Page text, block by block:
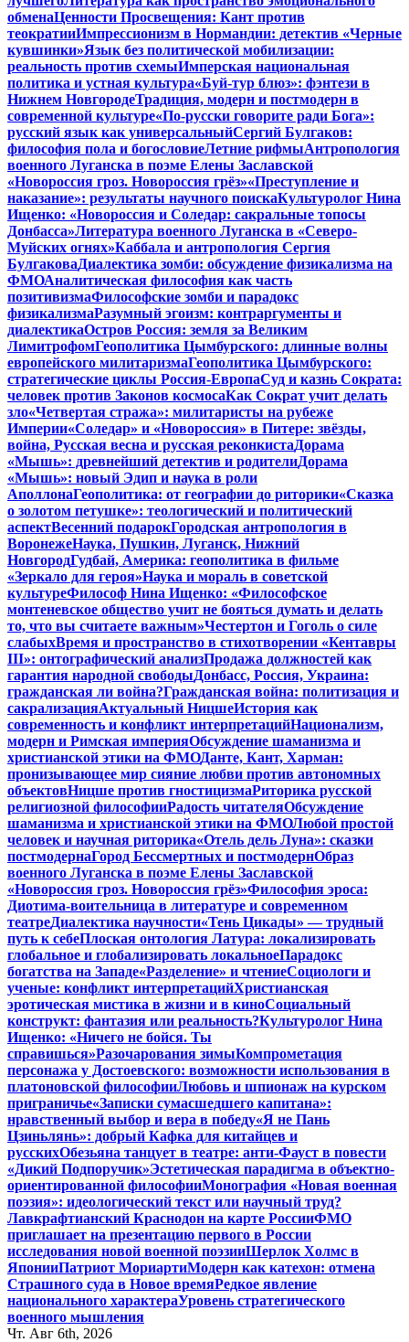
обменаЦенности Просвещения: Кант против
теократииИмпрессионизм в Нормандии: детектив «Черные
кувшинки»Язык без политической мобилизации:
реальность против схемыИмперская национальная
политика и устная культура«Буй-тур блюз»: фэнтези в
Нижнем НовгородеТрадиция, модерн и постмодерн в
современной культуре«По-русски говорите ради Бога»:
русский язык как универсальныйСергий Булгаков:
философия пола и богословиеЛетние рифмыАнтропология
военного Луганска в поэме Елены Заславской
«Новороссия гроз. Новороссия грёз»«Преступление и
наказание»: результаты научного поискаКультуролог Нина
Ищенко: «Новороссия и Соледар: сакральные топосы
Донбасса»Литература военного Луганска в «Северо-
Муйских огнях»Каббала и антропология Сергия
БулгаковаДиалектика зомби: обсуждение физикализма на
ФМОАналитическая философия как часть
позитивизмаФилософские зомби и парадокс
физикализмаРазумный эгоизм: контраргументы и
диалектикаОстров Россия: земля за Великим
ЛимитрофомГеополитика Цымбурского: длинные волны
европейского милитаризмаГеополитика Цымбурского:
стратегические циклы Россия-ЕвропаСуд и казнь Сократа:
человек против Законов космосаКак Сократ учит делать
зло«Четвертая стража»: милитаристы на рубеже
Империи«Соледар» и «Новороссия» в Питере: звёзды,
война, Русская весна и русская реконкистаДорама
«Мышь»: древнейший детектив и родителиДорама
«Мышь»: новый Эдип и наука в роли
АполлонаГеополитика: от географии до риторики«Сказка
о золотом петушке»: теологический и политический
аспектВесенний подарокГородская антропология в
ВоронежеНаука, Пушкин, Луганск, Нижний
НовгородГудбай, Америка: геополитика в фильме
«Зеркало для героя»Наука и мораль в советской
культуреФилософ Нина Ищенко: «Философское
монтеневское общество учит не бояться думать и делать
то, что вы считаете важным»Честертон и Гоголь о силе
слабыхВремя и пространство в стихотворении «Кентавры
III»: онтографический анализПродажа должностей как
гарантия народной свободыДонбасс, Россия, Украина:
гражданская ли война?Гражданская война: политизация и
сакрализацияАктуальный НицшеИстория как
современность и конфликт интерпретацийНационализм,
модерн и Римская империяОбсуждение шаманизма и
христианской этики на ФМОДанте, Кант, Харман:
пронизывающее мир сияние любви против автономных
объектовНицше против гностицизмаРиторика русской
религиозной философииРадость читателяОбсуждение
шаманизма и христианской этики на ФМОЛюбой простой
человек и научная риторика«Отель дель Луна»: сказки
постмодернаГород Бессмертных и постмодернОбраз
военного Луганска в поэме Елены Заславской
«Новороссия гроз. Новороссия грёз»Философия эроса:
Диотима-воительница в литературе и современном
театреДиалектика научности«Тень Цикады» — трудный
путь к себеПлоская онтология Латура: локализировать
глобальное и глобализировать локальноеПарадокс
богатства на Западе«Разделение» и чтениеСоциологи и
ученые: конфликт интерпретацийХристианская
эротическая мистика в жизни и в киноСоциальный
конструкт: фантазия или реальность?Культуролог Нина
Ищенко: «Ничего не бойся. Ты
справишься»Разочарования зимыКомпрометация
персонажа у Достоевского: возможности использования в
платоновской философииЛюбовь и шпионаж на курском
приграничье«Записки сумасшедшего капитана»:
нравственный выбор и вера в победу«Я не Пань
Цзиньлянь»: добрый Кафка для китайцев и
русскихОбезьяна танцует в театре: анти-Фауст в повести
«Дикий Подпоручик»Эстетическая парадигма в объектно-
ориентированной философииМонография «Новая военная
поэзия»: идеологический текст или научный труд?
Лавкрафтианский Краснодон на карте РоссииФМО
приглашает на презентацию первого в России
исследования новой военной поэзииШерлок Холмс в
ЯпонииПатриот МориартиМодерн как катехон: отмена
Страшного суда в Новое времяРедкое явление
национального характераУровень стратегического
военного мышления
Чт. Авг 6th, 2026